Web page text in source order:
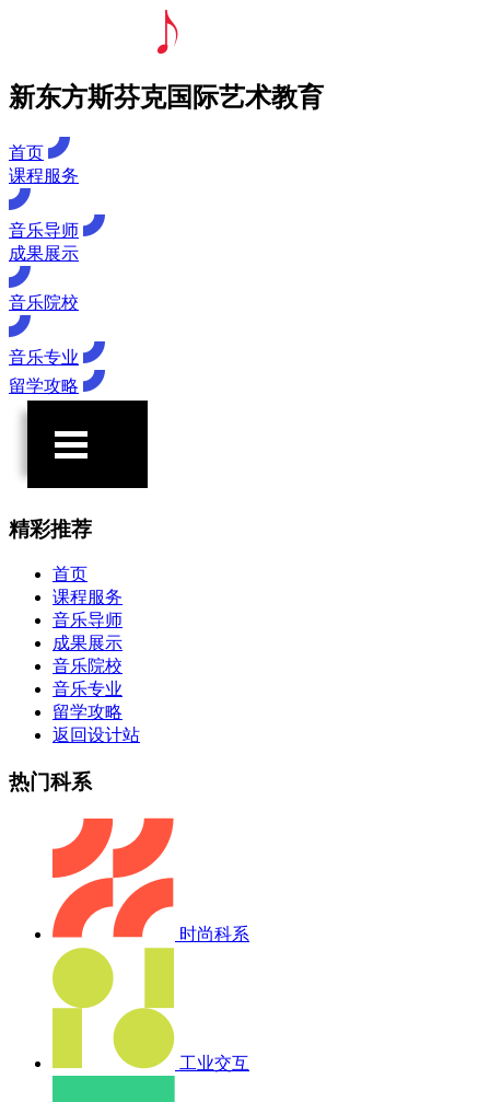
新东方斯芬克国际艺术教育
首页
课程服务
音乐导师
成果展示
音乐院校
音乐专业
留学攻略
精彩推荐
首页
课程服务
音乐导师
成果展示
音乐院校
音乐专业
留学攻略
返回设计站
热门科系
时尚科系
工业交互